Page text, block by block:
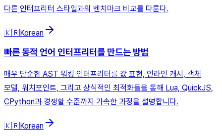
다른 인터프리터 스타일과의 벤치마크 비교를 다룬다.
🇰🇷Korean
빠른 동적 언어 인터프리터를 만드는 방법
매우 단순한 AST 워킹 인터프리터를 값 표현, 인라인 캐시, 객체
모델, 워치포인트, 그리고 상식적인 최적화들을 통해 Lua, QuickJS,
CPython과 경쟁할 수준까지 가속한 과정을 설명합니다.
🇰🇷Korean